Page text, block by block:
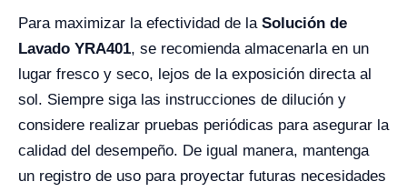
Para maximizar la efectividad de la Solución de
Lavado YRA401, se recomienda almacenarla en un
lugar fresco y seco, lejos de la exposición directa al
sol. Siempre siga las instrucciones de dilución y
considere realizar pruebas periódicas para asegurar la
calidad del desempeño. De igual manera, mantenga
un registro de uso para proyectar futuras necesidades